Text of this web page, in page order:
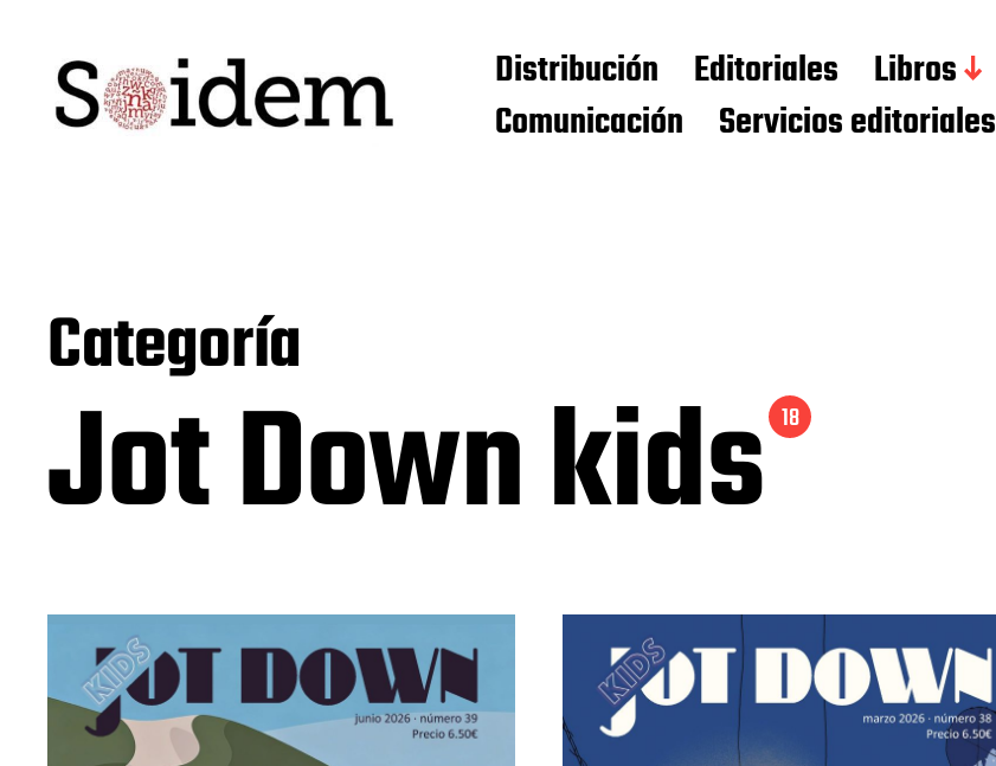
Distribución Editoriales Libros
Comunicación
Servicios editoriales
Categoría
Jot Down kids18